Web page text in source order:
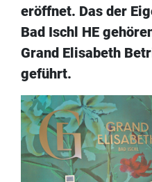
eröffnet. Das der
Bad Ischl HE
Grand Elisabeth
geführt.